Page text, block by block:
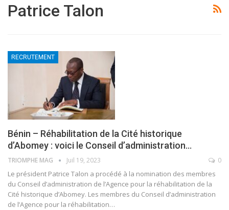
Patrice Talon
RECRUTEMENT
Bénin – Réhabilitation de la Cité historique
d’Abomey : voici le Conseil d’administration…
TRIOMPHE MAG Juil 19, 2023 0
Le président Patrice Talon a procédé à la nomination des membres
du Conseil d’administration de l’Agence pour la réhabilitation de la
Cité historique d’Abomey. Les membres du Conseil d’administration
de l’Agence pour la réhabilitation…